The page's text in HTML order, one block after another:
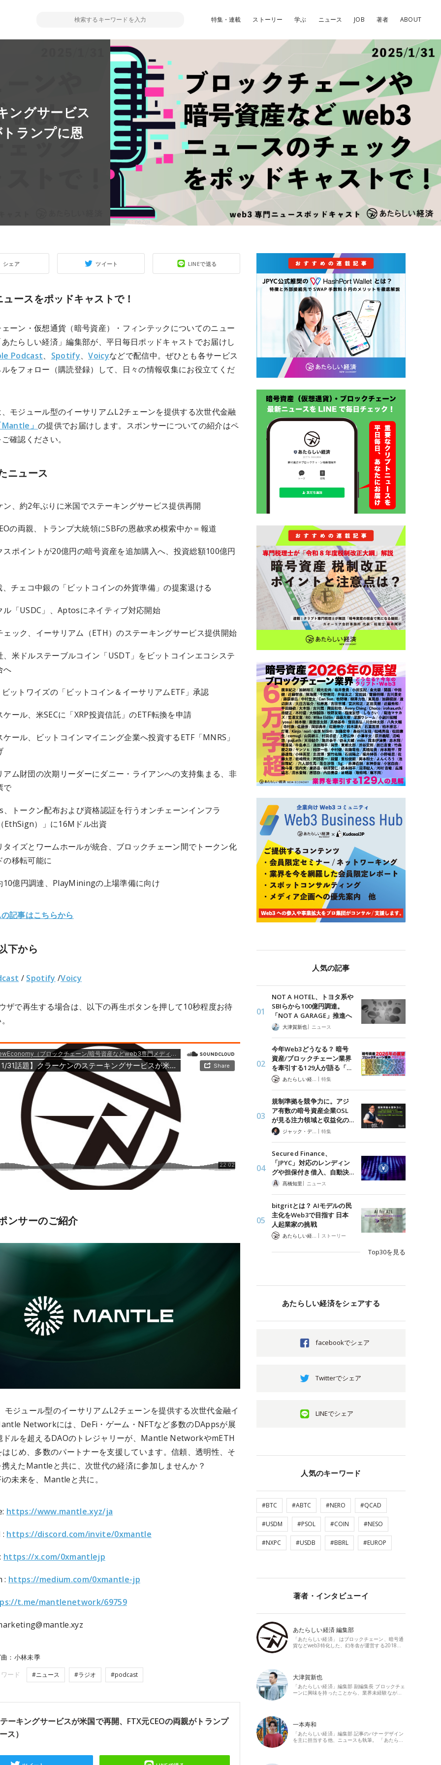
特集・連載 ストーリー 学ぶ ニュース JOB 著者 ABOUT
ングサービス
ランプに恩
シェア ツイート LINEで送る
ースをポッドキャストで！
ーン・仮想通貨（暗号資産）・フィンテックについてのニュー
たらしい経済」編集部が、平日毎日ポッドキャストでお届けし
Podcast、 Spotify、Voicyなどで配信中。ぜひとも各サービス
をフォロー（購読登録）して、日々の情報収集にお役立てくだ
モジュール型のイーサリアムL2チェーンを提供する次世代金融
」 の提供でお届けします。スポンサーについての紹介はペ
確認ください。
ニュース
ン、約2年ぶりに米国でステーキングサービス提供再開
の両親、トランプ大統領にSBFの恩赦求め模索中か＝報道
スポイントが20億円の暗号資産を追加購入へ、投資総額100億円
、チェコ中銀の「ビットコインの外貨準備」の提案退ける
ル「USDC」、Aptosにネイティブ対応開始
ェック、イーサリアム（ETH）のステーキングサービス提供開始
、米ドルステーブルコイン「USDT」をビットコインエコシステ
へ
ビットワイズの「ビットコイン＆イーサリアムETF」承認
ケール、米SECに「XRP投資信託」のETF転換を申請
ケール、ビットコインマイニング企業へ投資するETF「MNRS」
アム財団の次期リーダーにダニー・ライアンへの支持集まる、非
で
、トークン配布および資格認証を行うオンチェーンインフラ
EthSign）」に16Mドル出資
タイズとワームホールが統合、ブロックチェーン間でトークン化
の移転可能に
10億円調達、PlayMiningの上場準備に向け
記事はこちらから
下から
/ Spotify /Voicy
ザで再生する場合は、以下の再生ボタンを押して10秒程度お待
ンサーのご紹介
ジュール型のイーサリアムL2チェーンを提供する次世代金融イ
Networkには、DeFi・ゲーム・NFTなど多数のDAppsが展
ドルを超えるDAOのトレジャリーが、Mantle NetworkやmETH
じめ、多数のパートナーを支援しています。信頼、透明性、そ
えたMantleと共に、次世代の経済に参加しませんか？
未来を、Mantleと共に。
https://www.mantle.xyz/ja
https://discord.com/invite/0xmantle
https://x.com/0xmantlejp
: https://medium.com/0xmantle-jp
t.me/mantlenetwork/69759
：小林未季
ード
#ニュース #ラジオ #podcast
ーキングサービスが米国で再開、FTX元CEOの両親がトランプ
ス）
人気の記事
NOT A HOTEL、トヨタ系や
SBIらから100億円調達。
「NOT A GARAGE」推進へ
大津賀新也| ニュース
今年Web3どうなる？ 暗号
資産/ブロックチェーン業界
を牽引する129人が語る「…
| 特集
規制準拠を競争力に。アジ
ア有数の暗号資産企業OSL
が見る注力領域と収益化の…
ジャック・デロン（Jack Derong） | 特集
Secured Finance、
「JPYC」対応のレンディン
グや担保付き借入、自動決…
髙橋知里 | ニュース
bitgritとは？ AIモデルの民
主化をWeb3で目指す 日本
人起業家の挑戦
| ストーリー
Top30を見る
あたらしい経済をシェアする
facebookでシェア
Twitterでシェア
LINEでシェア
人気のキーワード
#BTC #ABTC #NERO #QCAD
#USDM #PSOL #COIN #NESO
#NXPC #USDB #BBRL #EUROP
著者・インタビューイ
あたらしい経済 編集部
「あたらしい経済」 はブロックチェーン、暗号通
貨などweb3特化した、幻冬舎が運営する2018…
大津賀新也
「あたらしい経済」編集部 副編集長 ブロックチェ
ーンに興味を持ったことから、業界未経験なが…
一本寿和
「あたらしい経済」編集部 記事のバナーデザイン
を主に担当する他、ニュースも執筆。 「あたら…